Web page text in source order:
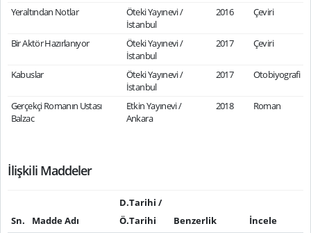
Yeraltından Notlar
Öteki Yayınevi /
İstanbul
2016 Çeviri
Bir Aktör Hazırlanıyor
Öteki Yayınevi /
İstanbul
2017 Çeviri
Kabuslar
Öteki Yayınevi /
İstanbul
2017 Otobiyografi
Gerçekçi Romanın Ustası
Balzac
Etkin Yayınevi /
Ankara
2018 Roman
İlişkili Maddeler
Sn. Madde Adı
D.Tarihi /
Ö.Tarihi
Benzerlik
İncele